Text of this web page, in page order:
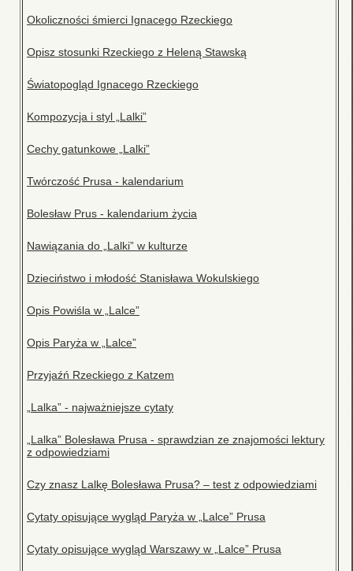
Okoliczności śmierci Ignacego Rzeckiego
Opisz stosunki Rzeckiego z Heleną Stawską
Światopogląd Ignacego Rzeckiego
Kompozycja i styl „Lalki”
Cechy gatunkowe „Lalki”
Twórczość Prusa - kalendarium
Bolesław Prus - kalendarium życia
Nawiązania do „Lalki” w kulturze
Dzieciństwo i młodość Stanisława Wokulskiego
Opis Powiśla w „Lalce”
Opis Paryża w „Lalce”
Przyjaźń Rzeckiego z Katzem
„Lalka” - najważniejsze cytaty
„Lalka” Bolesława Prusa - sprawdzian ze znajomości lektury
z odpowiedziami
Czy znasz Lalkę Bolesława Prusa? – test z odpowiedziami
Cytaty opisujące wygląd Paryża w „Lalce” Prusa
Cytaty opisujące wygląd Warszawy w „Lalce” Prusa